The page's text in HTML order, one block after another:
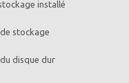
installé
stockage
disque dur